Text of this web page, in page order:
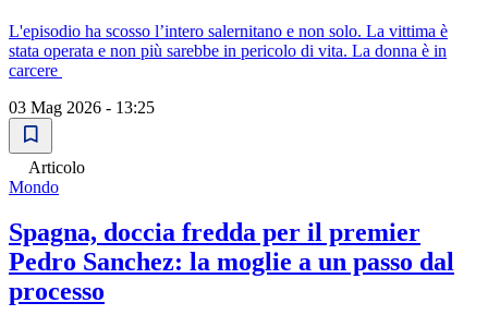
L'episodio ha scosso l’intero salernitano e non solo. La vittima è
stata operata e non più sarebbe in pericolo di vita. La donna è in
carcere
03 Mag 2026 - 13:25
Articolo
Mondo
Spagna, doccia fredda per il premier
Pedro Sanchez: la moglie a un passo dal
processo